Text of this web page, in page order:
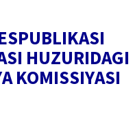
HUZURIDAGI
KOMISSIYASI